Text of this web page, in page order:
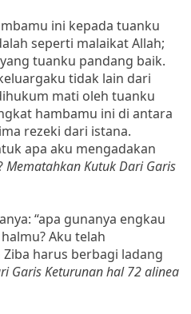
ini kepada tuanku
seperti malaikat Allah;
tuanku pandang baik.
tidak lain dari
mati oleh tuanku
hambamu ini di antara
rezeki dari istana.
apa aku mengadakan
Mematahkan Kutuk Dari Garis
“apa gunanya engkau
Aku telah
harus berbagi ladang
Garis Keturunan hal 72 alinea